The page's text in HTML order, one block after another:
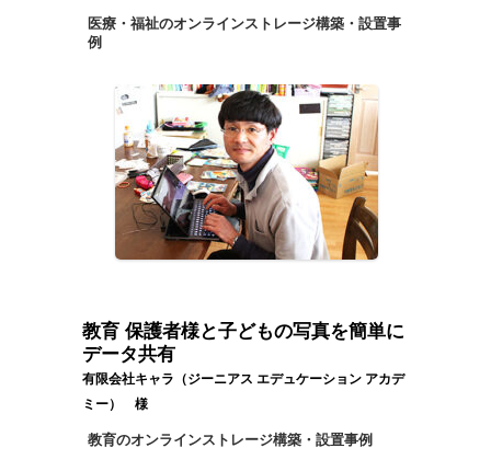
医療・福祉のオンラインストレージ構築・設置事
例
教育 保護者様と子どもの写真を簡単に
データ共有
有限会社キャラ（ジーニアス エデュケーション アカデ
ミー） 様
教育のオンラインストレージ構築・設置事例